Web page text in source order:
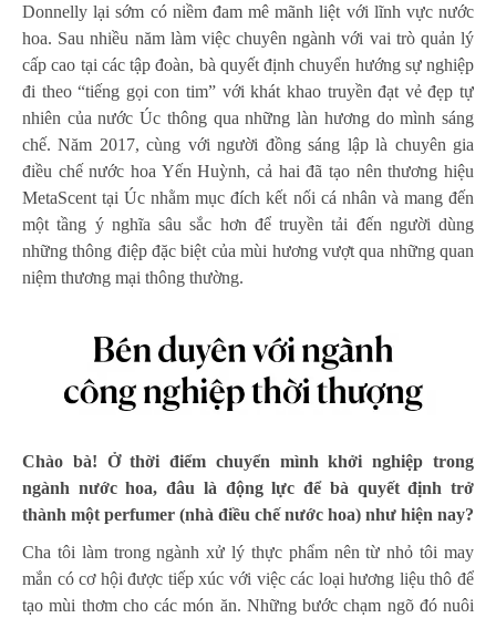
Donnelly lại sớm có niềm đam mê mãnh liệt với lĩnh vực nước
hoa. Sau nhiều năm làm việc chuyên ngành với vai trò quản lý
cấp cao tại các tập đoàn, bà quyết định chuyển hướng sự nghiệp
đi theo “tiếng gọi con tim” với khát khao truyền đạt vẻ đẹp tự
nhiên của nước Úc thông qua những làn hương do mình sáng
chế. Năm 2017, cùng với người đồng sáng lập là chuyên gia
điều chế nước hoa Yến Huỳnh, cả hai đã tạo nên thương hiệu
MetaScent tại Úc nhằm mục đích kết nối cá nhân và mang đến
một tầng ý nghĩa sâu sắc hơn để truyền tải đến người dùng
những thông điệp đặc biệt của mùi hương vượt qua những quan
niệm thương mại thông thường.
Chào bà! Ở thời điểm chuyển mình khởi nghiệp trong
ngành nước hoa, đâu là động lực để bà quyết định trở
thành một perfumer (nhà điều chế nước hoa) như hiện nay?
Cha tôi làm trong ngành xử lý thực phẩm nên từ nhỏ tôi may
mắn có cơ hội được tiếp xúc với việc các loại hương liệu thô để
tạo mùi thơm cho các món ăn. Những bước chạm ngõ đó nuôi